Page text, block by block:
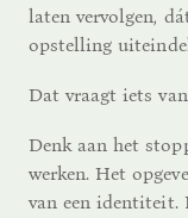
laten vervolgen,
opstelling
Dat vraagt iets
Denk aan het
werken. Het
van een identiteit.